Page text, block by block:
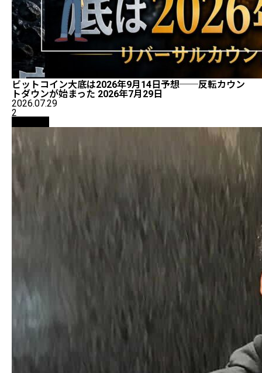
ビットコイン大底は2026年9月14日予想──反転カウン
トダウンが始まった 2026年7月29日
2026.07.29
2